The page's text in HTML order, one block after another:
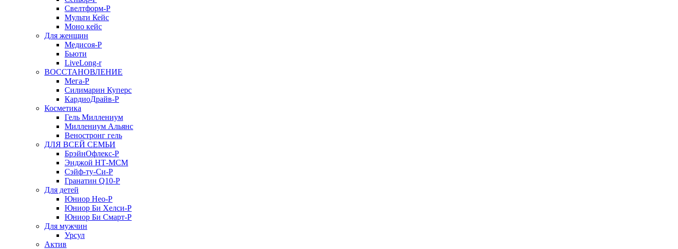
Свелтформ-Р
Мульти Кейс
Моно кейс
Для женщин
Медисоя-Р
Бьюти
LiveLong-r
ВОССТАНОВЛЕНИЕ
Мега-Р
Силимарин Куперс
КардиоДрайв-Р
Косметика
Гель Миллениум
Миллениум Альянс
Веностронг гель
ДЛЯ ВСЕЙ СЕМЬИ
БрэйнОфлекс-Р
Энджой НТ-МСМ
Сэйф-ту-Си-Р
Гранатин Q10-Р
Для детей
Юниор Нео-Р
Юниор Би Хелси-Р
Юниор Би Смарт-Р
Для мужчин
Урсул
Актив